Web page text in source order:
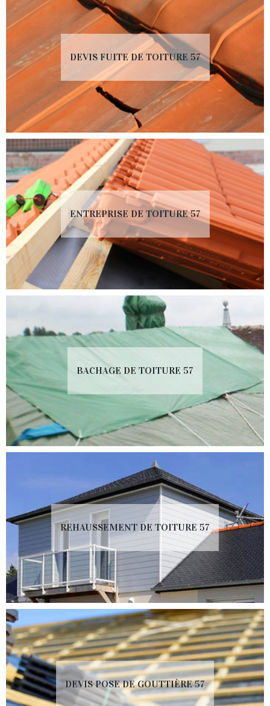
DEVIS FUITE DE TOITURE 57
ENTREPRISE DE TOITURE 57
BACHAGE DE TOITURE 57
REHAUSSEMENT DE TOITURE 57
DEVIS POSE DE GOUTTIÈRE 57